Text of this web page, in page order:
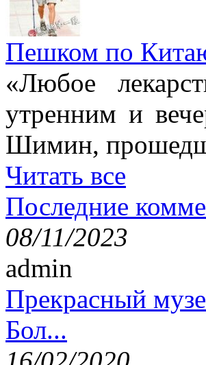
Пешком по
«Любое
утренним и
Шимин,
Читать все
Последние
08/11/2023
admin
Прекрасный
Бол...